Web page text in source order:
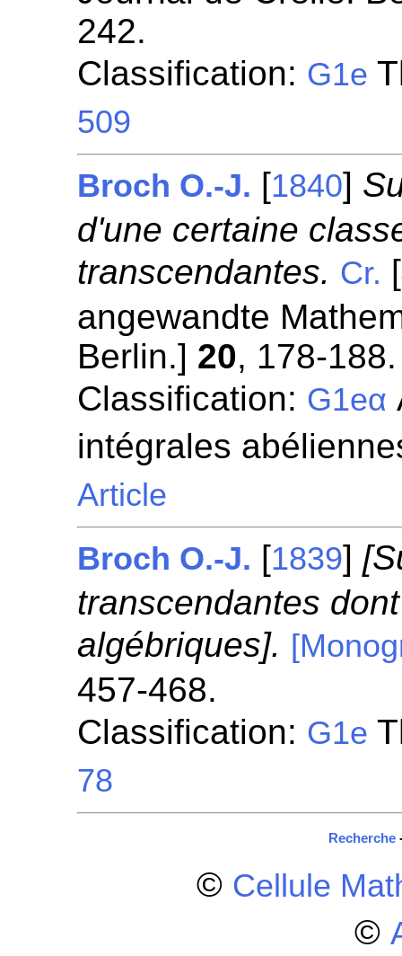
242.
Classification: G1e
509
Broch O.-J. [1840]
d'une certaine
transcendantes. Cr.
angewandte
Berlin.] 20, 178-188.
Classification: G1eα
intégrales
Article
Broch O.-J. [1839]
transcendantes
algébriques].
457-468.
Classification: G1e
78
Recherche
© Cellule
©